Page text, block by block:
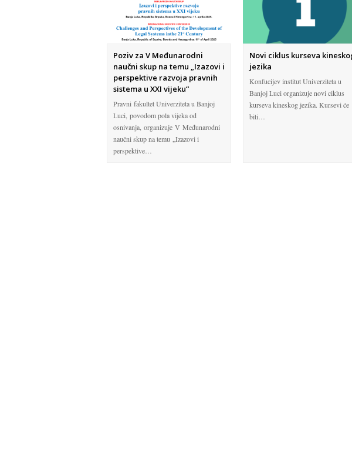
Poziv za V Međunarodni
naučni skup na temu „Izazovi i
perspektive razvoja pravnih
sistema u XXI vijeku“
Pravni fakultet Univerziteta u Banjoj
Luci, povodom pola vijeka od
osnivanja, organizuje V Međunarodni
naučni skup na temu „Izazovi i
perspektive…
Novi ciklus kurseva
jezika
Konfucijev institut Univerziteta u
Banjoj Luci organizuje novi ciklus
kurseva kineskog jezika. Kursevi će
biti…